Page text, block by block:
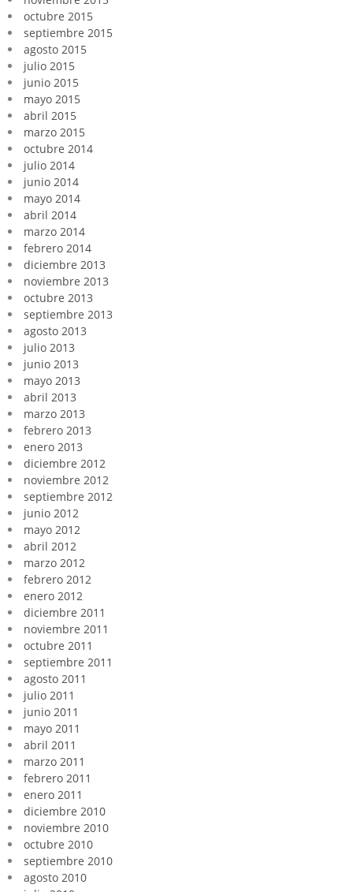
octubre 2015
septiembre 2015
agosto 2015
julio 2015
junio 2015
mayo 2015
abril 2015
marzo 2015
octubre 2014
julio 2014
junio 2014
mayo 2014
abril 2014
marzo 2014
febrero 2014
diciembre 2013
noviembre 2013
octubre 2013
septiembre 2013
agosto 2013
julio 2013
junio 2013
mayo 2013
abril 2013
marzo 2013
febrero 2013
enero 2013
diciembre 2012
noviembre 2012
septiembre 2012
junio 2012
mayo 2012
abril 2012
marzo 2012
febrero 2012
enero 2012
diciembre 2011
noviembre 2011
octubre 2011
septiembre 2011
agosto 2011
julio 2011
junio 2011
mayo 2011
abril 2011
marzo 2011
febrero 2011
enero 2011
diciembre 2010
noviembre 2010
octubre 2010
septiembre 2010
agosto 2010